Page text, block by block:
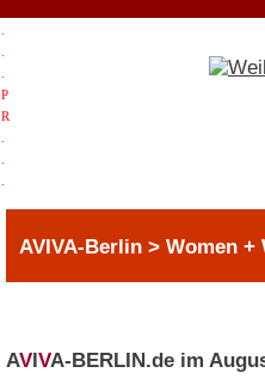
P
R
AVIVA-Berlin > Women +
AV VA-BERLIN.de im